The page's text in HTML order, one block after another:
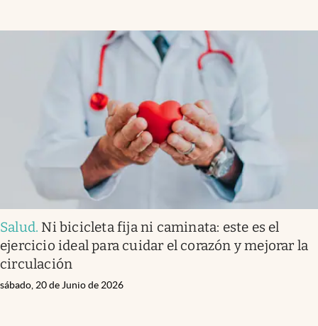
Salud. Ni bicicleta fija ni caminata: este es el
ejercicio ideal para cuidar el corazón y mejorar la
circulación
sábado, 20 de Junio de 2026